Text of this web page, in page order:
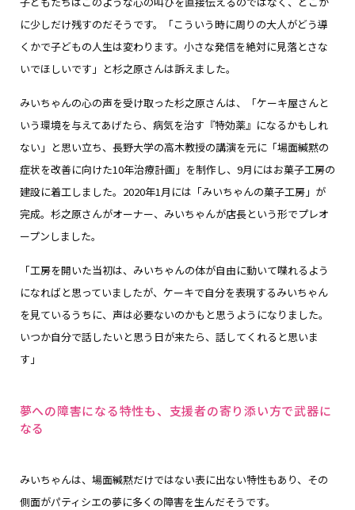
に少しだけ残すのだそうです。「こういう時に周りの大人がどう導
くかで子どもの人生は変わります。小さな発信を絶対に見落とさな
いでほしいです」と杉之原さんは訴えました。
みいちゃんの心の声を受け取った杉之原さんは、「ケーキ屋さんと
いう環境を与えてあげたら、病気を治す『特効薬』になるかもしれ
ない」と思い立ち、長野大学の高木教授の講演を元に「場面緘黙の
症状を改善に向けた10年治療計画」を制作し、9月にはお菓子工房の
建設に着工しました。2020年1月には「みいちゃんの菓子工房」が
完成。杉之原さんがオーナー、みいちゃんが店長という形でプレオ
ープンしました。
「工房を開いた当初は、みいちゃんの体が自由に動いて喋れるよう
になればと思っていましたが、ケーキで自分を表現するみいちゃん
を見ているうちに、声は必要ないのかもと思うようになりました。
いつか自分で話したいと思う日が来たら、話してくれると思いま
す」
夢への障害になる特性も、支援者の寄り添い方で武器に
なる
みいちゃんは、場面緘黙だけではない表に出ない特性もあり、その
側面がパティシエの夢に多くの障害を生んだそうです。